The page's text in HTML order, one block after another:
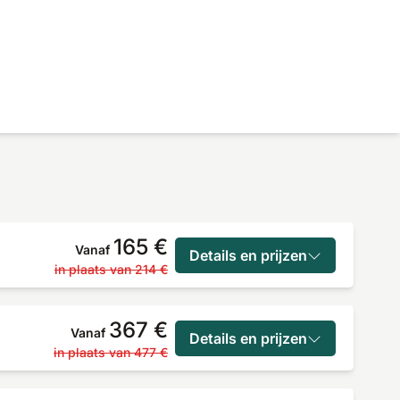
Vanaf 165 €
in plaats van 214 €
Details en prijzen
Vanaf 367 €
in plaats van 477 €
Details en prijzen